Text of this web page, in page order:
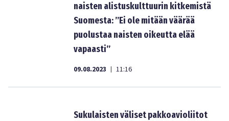
naisten alistuskulttuurin kitkemistä
Suomesta: ”Ei ole mitään väärää
puolustaa naisten oikeutta elää
vapaasti”
09.08.2023 | 11:16
Sukulaisten väliset pakkoavioliitot